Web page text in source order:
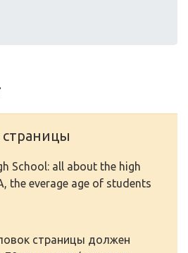
страницы
School: all about the high
the everage age of students
страницы должен